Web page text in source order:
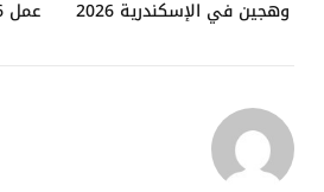
وهجين في الإسكندرية 2026 عمل 2026